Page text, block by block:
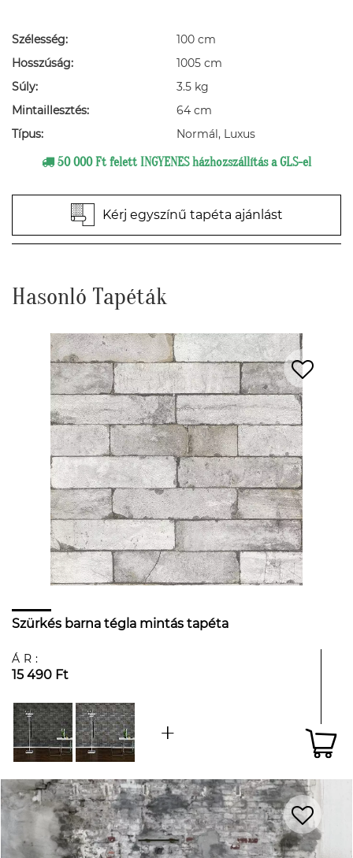
Szélesség:
100 cm
Hosszúság:
1005 cm
Súly:
3.5 kg
Mintaillesztés:
64 cm
Típus:
Normál, Luxus
50 000 Ft felett INGYENES házhozszállítás a GLS-el
Kérj egyszínű tapéta ajánlást
Hasonló Tapéták
Szürkés barna tégla mintás tapéta
ÁR:
15 490 Ft